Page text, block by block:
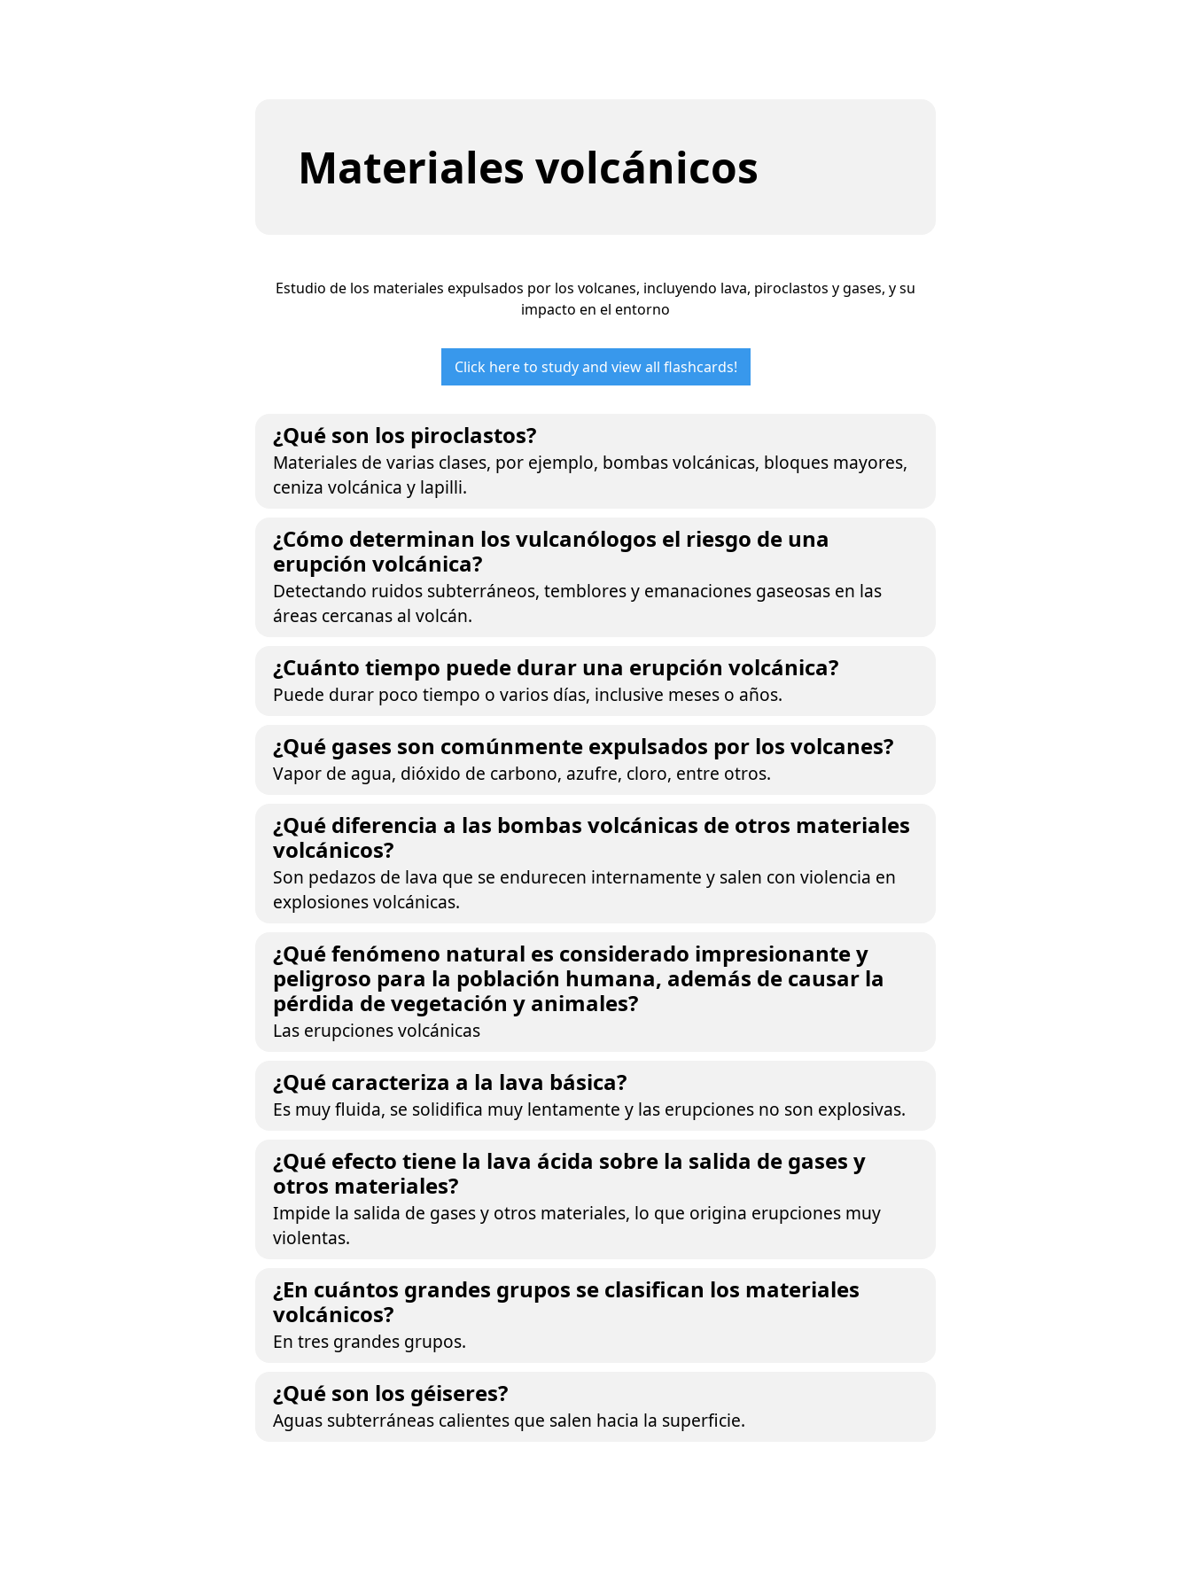
Materiales volcánicos
Estudio de los materiales expulsados por los volcanes, incluyendo lava, piroclastos y gases, y su
impacto en el entorno
Click here to study and view all flashcards!
¿Qué son los piroclastos?
Materiales de varias clases, por ejemplo, bombas volcánicas, bloques mayores,
ceniza volcánica y lapilli.
¿Cómo determinan los vulcanólogos el riesgo de una
erupción volcánica?
Detectando ruidos subterráneos, temblores y emanaciones gaseosas en las
áreas cercanas al volcán.
¿Cuánto tiempo puede durar una erupción volcánica?
Puede durar poco tiempo o varios días, inclusive meses o años.
¿Qué gases son comúnmente expulsados por los volcanes?
Vapor de agua, dióxido de carbono, azufre, cloro, entre otros.
¿Qué diferencia a las bombas volcánicas de otros materiales
volcánicos?
Son pedazos de lava que se endurecen internamente y salen con violencia en
explosiones volcánicas.
¿Qué fenómeno natural es considerado impresionante y
peligroso para la población humana, además de causar la
pérdida de vegetación y animales?
Las erupciones volcánicas
¿Qué caracteriza a la lava básica?
Es muy fluida, se solidifica muy lentamente y las erupciones no son explosivas.
¿Qué efecto tiene la lava ácida sobre la salida de gases y
otros materiales?
Impide la salida de gases y otros materiales, lo que origina erupciones muy
violentas.
¿En cuántos grandes grupos se clasifican los materiales
volcánicos?
En tres grandes grupos.
¿Qué son los géiseres?
Aguas subterráneas calientes que salen hacia la superficie.